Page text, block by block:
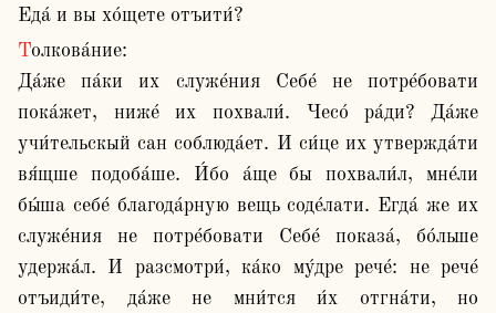
Еда́ и вы хо́щете отъити́?
Толкова́ние:
Да́же па́ки их служе́ния Себе́ не потре́бовати
пока́жет, ниже́ их похвали́. Чесо́ ра́ди? Да́же
учи́тельскый сан соблюда́ет. И си́це их утвержда́ти
вя́щше подоба́ше. И́бо а́ще бы похвали́л, мне́ли
бы́ша себе́ благода́рную вещь соде́лати. Егда́ же их
служе́ния не потре́бовати Себе́ показа́, бо́льше
удержа́л. И разсмотри́, ка́ко му́дре рече́: не рече́
отъиди́те, да́же не мни́тся и́х отгна́ти, но